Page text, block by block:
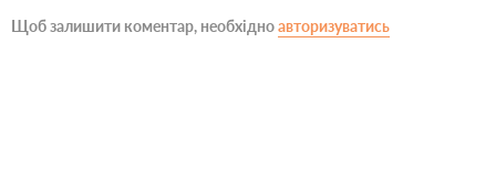
Щоб залишити коментар, необхідноавторизуватись